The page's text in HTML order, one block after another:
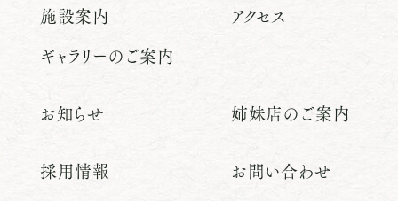
施設案内
アクセス
ギャラリーのご案内
お知らせ 姉妹店のご案内
採用情報 お問い合わせ